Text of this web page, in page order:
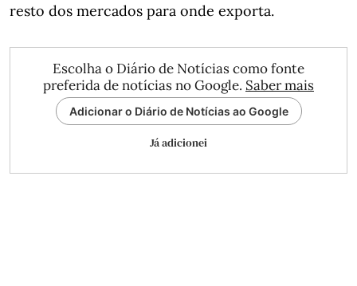
resto dos mercados para onde exporta.
Escolha o Diário de Notícias como fonte
preferida de notícias no Google. Saber mais
Adicionar o Diário de Notícias ao Google
Já adicionei